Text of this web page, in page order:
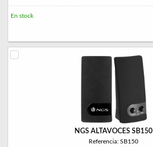
En stock
NGS ALTAVOCES SB150
Referencia: SB150